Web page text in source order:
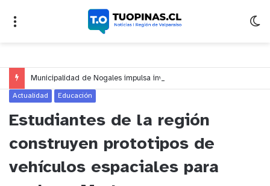
Actualidad Educación
Estudiantes de la región
construyen prototipos de
vehículos espaciales para